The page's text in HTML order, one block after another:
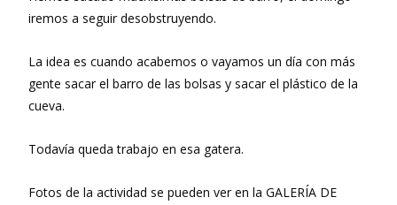
iremos a seguir desobstruyendo.
La idea es cuando acabemos o vayamos un día con más
gente sacar el barro de las bolsas y sacar el plástico de la
cueva.
Todavía queda trabajo en esa gatera.
Fotos de la actividad se pueden ver en la GALERÍA DE